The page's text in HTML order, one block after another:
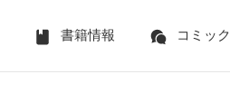
書籍情報 コミック